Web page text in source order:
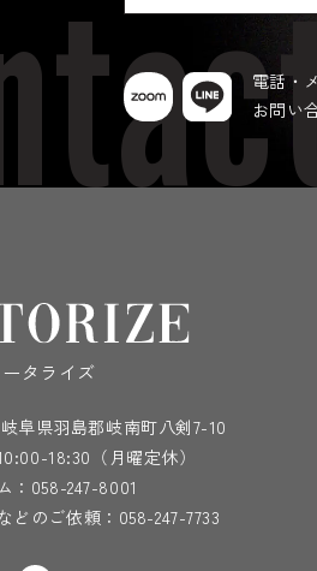
電話・
お問い
タライズ
阜県羽島郡岐南町八剣7-10
18:30（月曜定休）
： 058-247-8001
どのご依頼： 058-247-7733